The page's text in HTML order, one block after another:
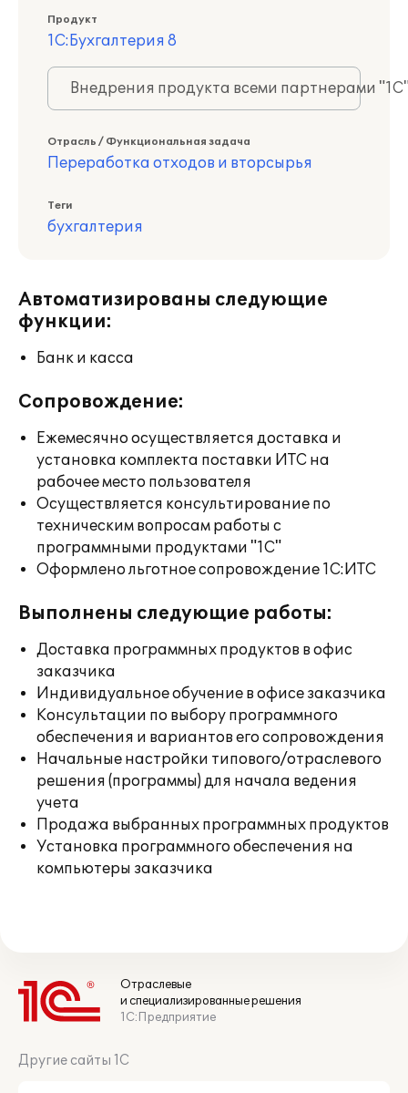
Продукт
1С:Бухгалтерия 8
Внедрения продукта всеми партнерами
Отрасль / Функциональная задача
Переработка отходов и вторсырья
Теги
бухгалтерия
Автоматизированы следующие
функции:
Банк и касса
Сопровождение:
Ежемесячно осуществляется доставка и
установка комплекта поставки ИТС на
рабочее место пользователя
Осуществляется консультирование по
техническим вопросам работы с
программными продуктами "1С"
Оформлено льготное сопровождение 1С:ИТС
Выполнены следующие работы:
Доставка программных продуктов в офис
заказчика
Индивидуальное обучение в офисе заказчика
Консультации по выбору программного
обеспечения и вариантов его сопровождения
Начальные настройки типового/отраслевого
решения (программы) для начала ведения
учета
Продажа выбранных программных продуктов
Установка программного обеспечения на
компьютеры заказчика
Отраслевые
и специализированные решения
1С:Предприятие
Другие сайты 1С